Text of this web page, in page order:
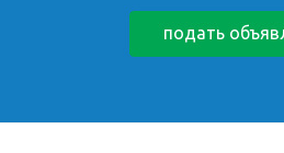
подать